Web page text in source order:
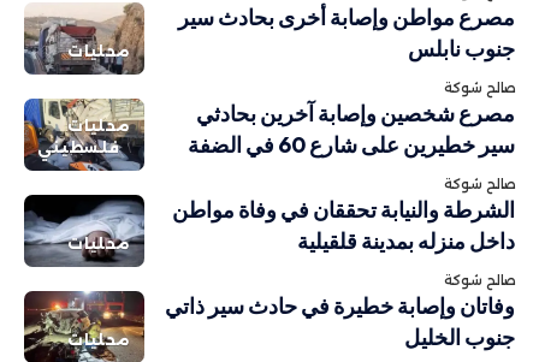
محليات
مصرع مواطن وإصابة أخرى بحادث سير
جنوب نابلس
صالح شوكة
محليات
فلسطيني
مصرع شخصين وإصابة آخرين بحادثي
سير خطيرين على شارع 60 في الضفة
صالح شوكة
محليات
الشرطة والنيابة تحققان في وفاة مواطن
داخل منزله بمدينة قلقيلية
صالح شوكة
محليات
وفاتان وإصابة خطيرة في حادث سير ذاتي
جنوب الخليل